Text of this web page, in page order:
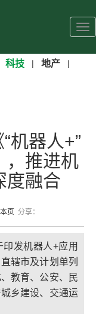
科技 | 地产 |
机器人+”
，推进机
度融合
页分享：
发机器人+应用
辖市及计划单列
教育、公安、民
乡建设、交通运